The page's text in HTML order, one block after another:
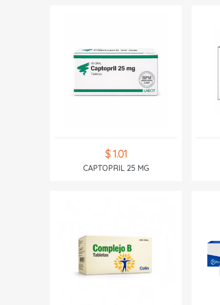
$ 1.01
CAPTOPRIL 25 MG